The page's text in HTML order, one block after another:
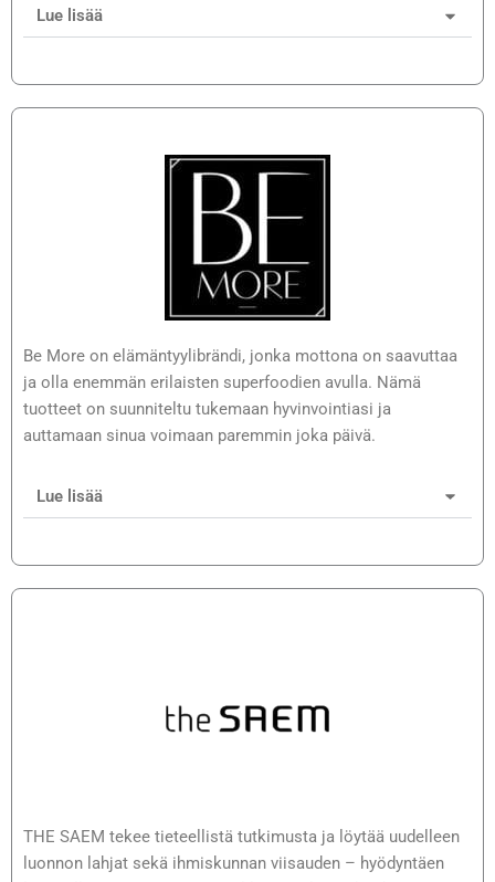
Lue lisää
Be More on elämäntyylibrändi, jonka mottona on saavuttaa
ja olla enemmän erilaisten superfoodien avulla. Nämä
tuotteet on suunniteltu tukemaan hyvinvointiasi ja
auttamaan sinua voimaan paremmin joka päivä.
Lue lisää
THE SAEM tekee tieteellistä tutkimusta ja löytää uudelleen
luonnon lahjat sekä ihmiskunnan viisauden – hyödyntäen